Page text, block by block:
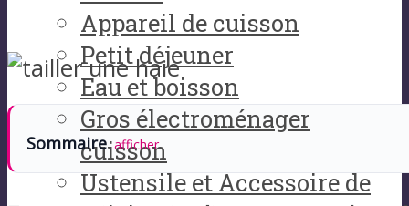
Appareil de cuisson
Petit déjeuner
Eau et boisson
Gros électroménager
cuisson
Ustensile et Accessoire de
Sommaire afficher